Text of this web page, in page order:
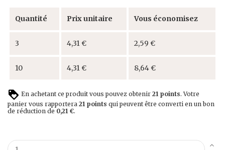
Quantité Prix unitaire Vous économisez
3 4,31 € 2,59 €
10 4,31 € 8,64 €
En achetant ce produit vous pouvez obtenir 21 points. Votre
panier vous rapportera 21points qui peuvent être converti en un bon
de réduction de 0,21 €.